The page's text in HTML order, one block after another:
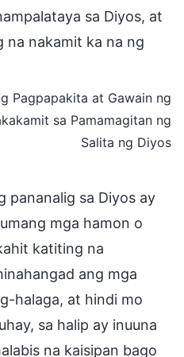
sa Diyos, at
na nakamit ka na ng
Pagpapakita at Gawain ng
sa Pamamagitan ng
Salita ng Diyos
pananalig sa Diyos ay
mga hamon o
katiting na
ang mga
halaga, at hindi mo
sa halip ay inuuna
na kaisipan bago